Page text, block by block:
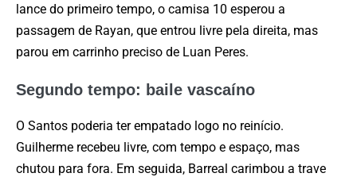
lance do primeiro tempo, o camisa 10 esperou a
passagem de Rayan, que entrou livre pela direita, mas
parou em carrinho preciso de Luan Peres.
Segundo tempo: baile vascaíno
O Santos poderia ter empatado logo no reinício.
Guilherme recebeu livre, com tempo e espaço, mas
chutou para fora. Em seguida, Barreal carimbou a trave